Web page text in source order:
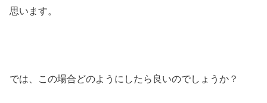
思います。
では、この場合どのようにしたら良いのでしょうか？